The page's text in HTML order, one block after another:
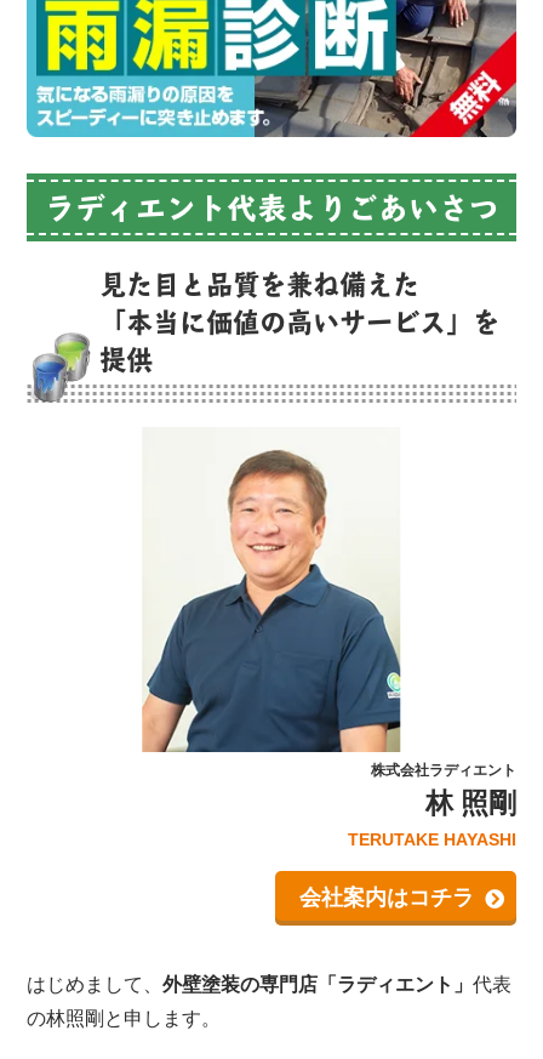
ラディエント代表よりごあいさつ
見た目と品質を兼ね備えた
「本当に価値の高いサービス」を
提供
株式会社ラディエント
林 照剛
TERUTAKE HAYASHI
会社案内はコチラ
はじめまして、外壁塗装の専門店「ラディエント」代表
の林照剛と申します。